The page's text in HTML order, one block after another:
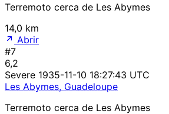
Terremoto cerca de Les Abymes
14,0 km
Abrir
#7
6,2
Severe 1935-11-10 18:27:43 UTC
Les Abymes, Guadeloupe
Terremoto cerca de Les Abymes